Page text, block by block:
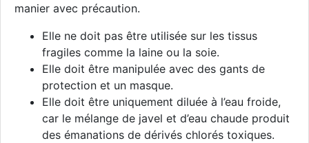
manier avec précaution.
Elle ne doit pas être utilisée sur les tissus
fragiles comme la laine ou la soie.
Elle doit être manipulée avec des gants de
protection et un masque.
Elle doit être uniquement diluée à l’eau froide,
car le mélange de javel et d’eau chaude produit
des émanations de dérivés chlorés toxiques.